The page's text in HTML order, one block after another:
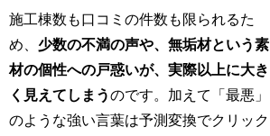
施工棟数も口コミの件数も限られるた
め、少数の不満の声や、無垢材という素
材の個性への戸惑いが、実際以上に大き
く見えてしまうのです。加えて「最悪」
のような強い言葉は予測変換でクリック